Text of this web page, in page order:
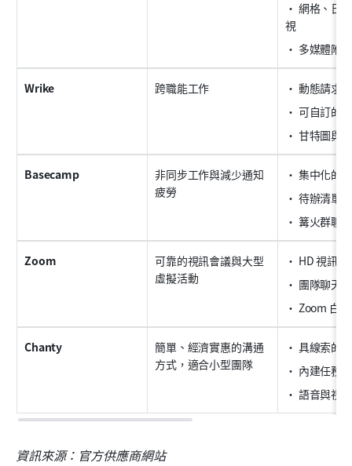
• 網格、日
視
• 多媒體附
Wrike 跨職能工作
• 動態請求
• 可自訂的
• 甘特圖與
Basecamp
非同步工作與減少通知
疲勞
• 集中化的
• 待辦清單
• 篝火群聊
Zoom
可靠的視訊會議與大型
虛擬活動
• HD 視訊
• 團隊聊天
• Zoom 白板
Chanty
簡單、經濟實惠的溝通
方式，適合小型團隊
• 具線索的
• 內建任務
• 語音與視
資訊來源：官方供應商網站